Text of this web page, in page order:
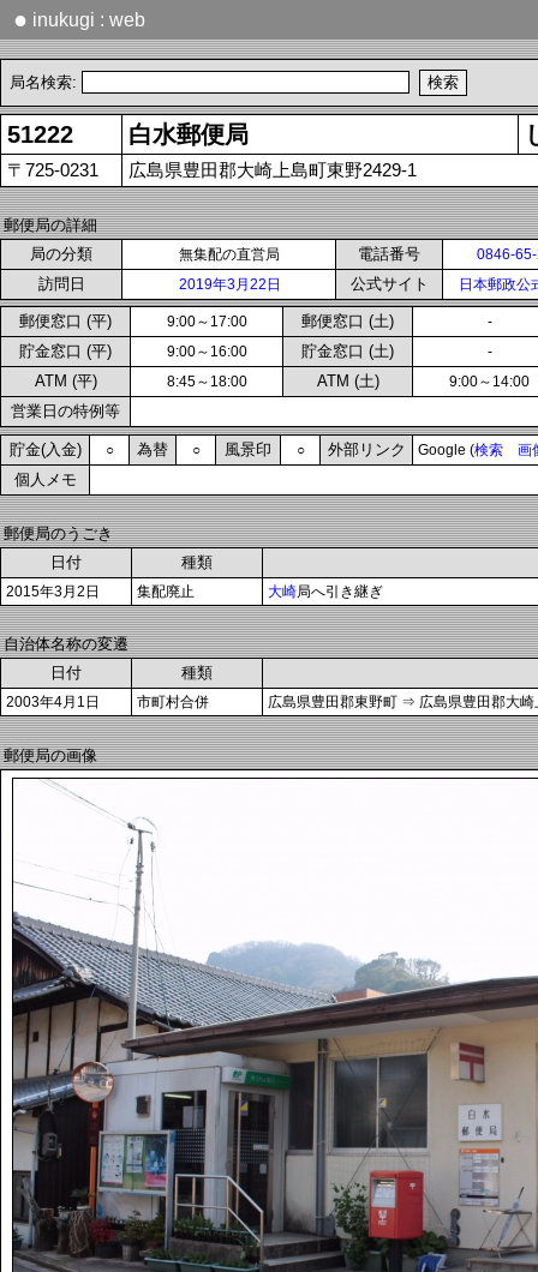
● inukugi : web
局名検索:
51222 白水郵便局
〒725-0231 広島県豊田郡大崎上島町東野2429-1
郵便局の詳細
局の分類
無集配の直営局 電話番号 0846-
訪問日 2019年3月22日 公式サイト 日本郵政公
郵便窓口 (平) 9:00～17:00 郵便窓口 (土) -
貯金窓口 (平) 9:00～16:00 貯金窓口 (土) -
ATM (平) 8:45～18:00 ATM (土) 9:00～14:00
営業日の特例等
貯金(入金) ○ 為替 ○ 風景印 ○ 外部リンク Google (検索 画
個人メモ
郵便局のうごき
日付
種類
2015年3月2日 集配廃止 大崎局へ引き継ぎ
自治体名称の変遷
日付
種類
2003年4月1日 市町村合併 広島県豊田郡東野町 ⇒ 広島県豊田郡大崎
郵便局の画像